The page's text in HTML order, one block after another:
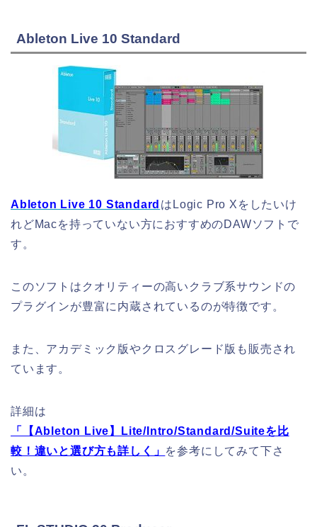
Ableton Live 10 Standard
Ableton Live 10 Standard はLogic Pro Xをしたいけ
れどMacを持っていない方におすすめのDAWソフトで
す。
このソフトはクオリティーの高いクラブ系サウンドの
プラグインが豊富に内蔵されているのが特徴です。
また、アカデミック版やクロスグレード版も販売され
ています。
詳細は
「【Ableton Live】Lite/Intro/Standard/Suiteを比
較！違いと選び方も詳しく」 を参考にしてみて下さ
い。